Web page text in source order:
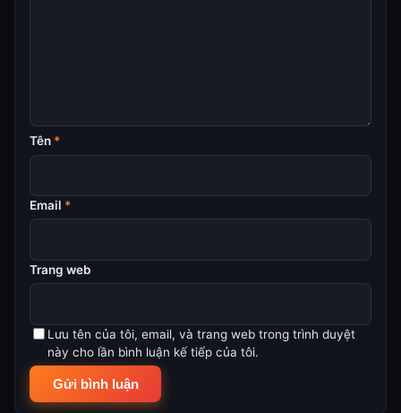
Tên *
Email *
Trang web
Lưu tên của tôi, email, và trang web trong trình duyệt
này cho lần bình luận kế tiếp của tôi.